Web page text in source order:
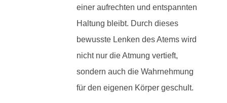
einer aufrechten und entspannten
Haltung bleibt. Durch dieses
bewusste Lenken des Atems wird
nicht nur die Atmung vertieft,
sondern auch die Wahrnehmung
für den eigenen Körper geschult.